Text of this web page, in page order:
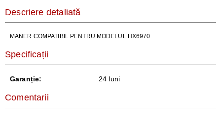
Descriere detaliată
MANER COMPATIBIL PENTRU MODELUL HX6970
Specificații
Garanție: 24 luni
Comentarii